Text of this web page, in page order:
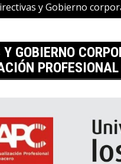
y Gobierno
GOBIERNO